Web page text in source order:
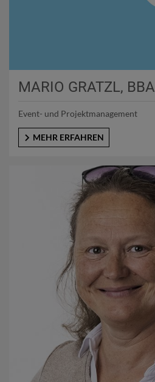
MARIO GRATZL, BBA
Event- und Projektmanagement
MEHR ERFAHREN